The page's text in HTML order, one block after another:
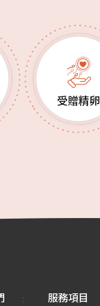
受贈精卵
服務項目